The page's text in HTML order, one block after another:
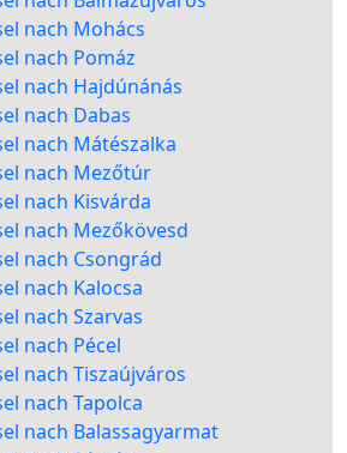
nach Mohács
nach Pomáz
nach Hajdúnánás
nach Dabas
nach Mátészalka
nach Mezőtúr
nach Kisvárda
nach Mezőkövesd
nach Csongrád
nach Kalocsa
nach Szarvas
nach Pécel
nach Tiszaújváros
nach Tapolca
nach Balassagyarmat